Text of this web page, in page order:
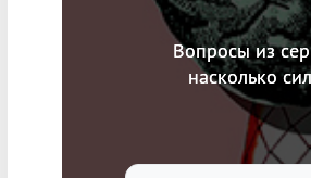
Вопросы из
насколько